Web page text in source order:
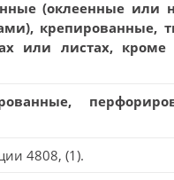
(оклеенные или
крепированные,
или листах, кроме
4808, (1).